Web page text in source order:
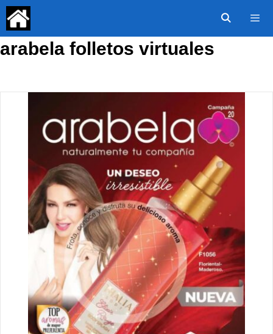
Saltar
contenido
arabela folletos virtuales